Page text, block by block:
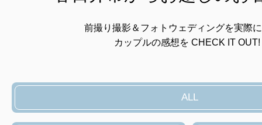
前撮り撮影＆フォトウェディングを実際
カップルの感想を CHECK IT OUT!
ALL